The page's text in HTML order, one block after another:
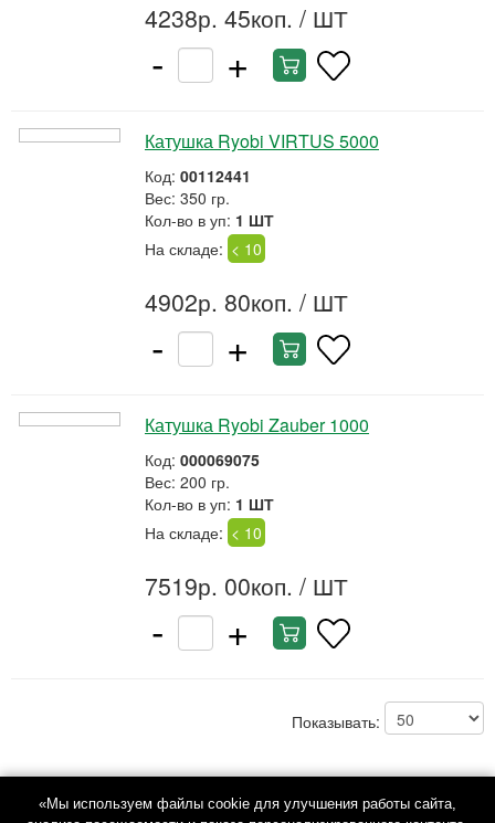
4238р. 45коп. / ШТ
- +
Катушка Ryobi VIRTUS 5000
Код: 00112441
Вес: 350 гр.
Кол-во в уп: 1 ШТ
На складе: < 10
4902р. 80коп. / ШТ
- +
Катушка Ryobi Zauber 1000
Код: 000069075
Вес: 200 гр.
Кол-во в уп: 1 ШТ
На складе: < 10
7519р. 00коп. / ШТ
- +
Показывать:
«Мы используем файлы cookie для улучшения работы сайта,